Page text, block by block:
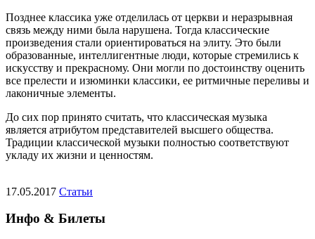
Позднее классика уже отделилась от церкви и неразрывная
связь между ними была нарушена. Тогда классические
произведения стали ориентироваться на элиту. Это были
образованные, интеллигентные люди, которые стремились к
искусству и прекрасному. Они могли по достоинству оценить
все прелести и изюминки классики, ее ритмичные переливы и
лаконичные элементы.
До сих пор принято считать, что классическая музыка
является атрибутом представителей высшего общества.
Традиции классической музыки полностью соответствуют
укладу их жизни и ценностям.
17.05.2017 Статьи
Инфо & Билеты